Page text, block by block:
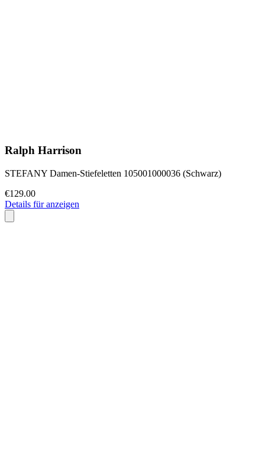
Ralph Harrison
STEFANY Damen-Stiefeletten 105001000036 (Schwarz)
€129.00
Details für anzeigen